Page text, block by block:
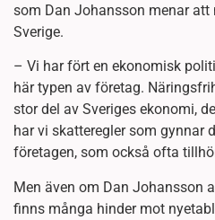
som Dan Johansson menar
Sverige.
– Vi har fört en ekonomisk
här typen av företag.
stor del av Sveriges ekonomi,
har vi skatteregler som gynnar
företagen, som också ofta
Men även om Dan Johansson
finns många hinder mot